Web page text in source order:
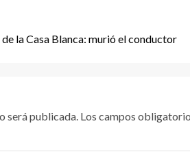
la Casa Blanca: murió el conductor
será publicada. Los campos